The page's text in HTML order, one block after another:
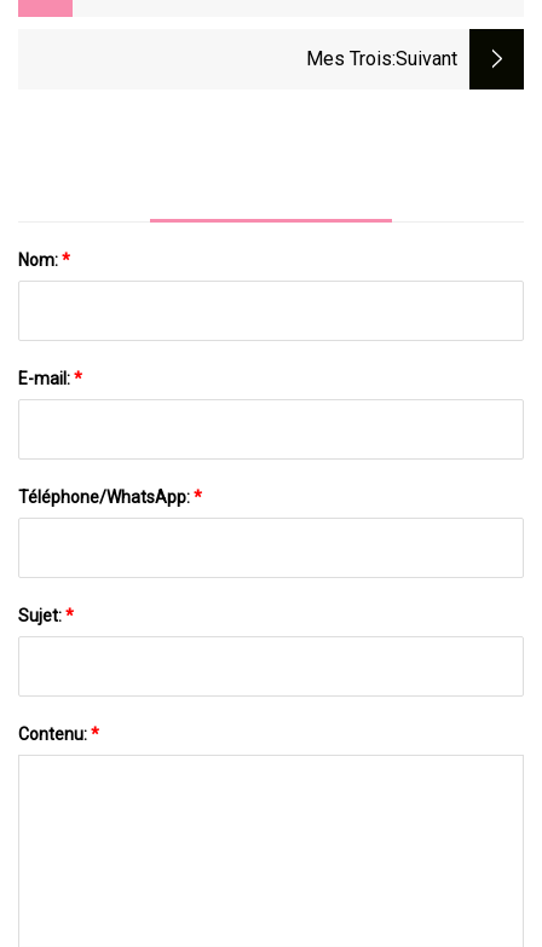
Les Purificateurs D'air Dyson Sur
Mes Trois:suivant
Nom:*
E-mail:*
Téléphone/WhatsApp:*
Sujet:*
Contenu:*